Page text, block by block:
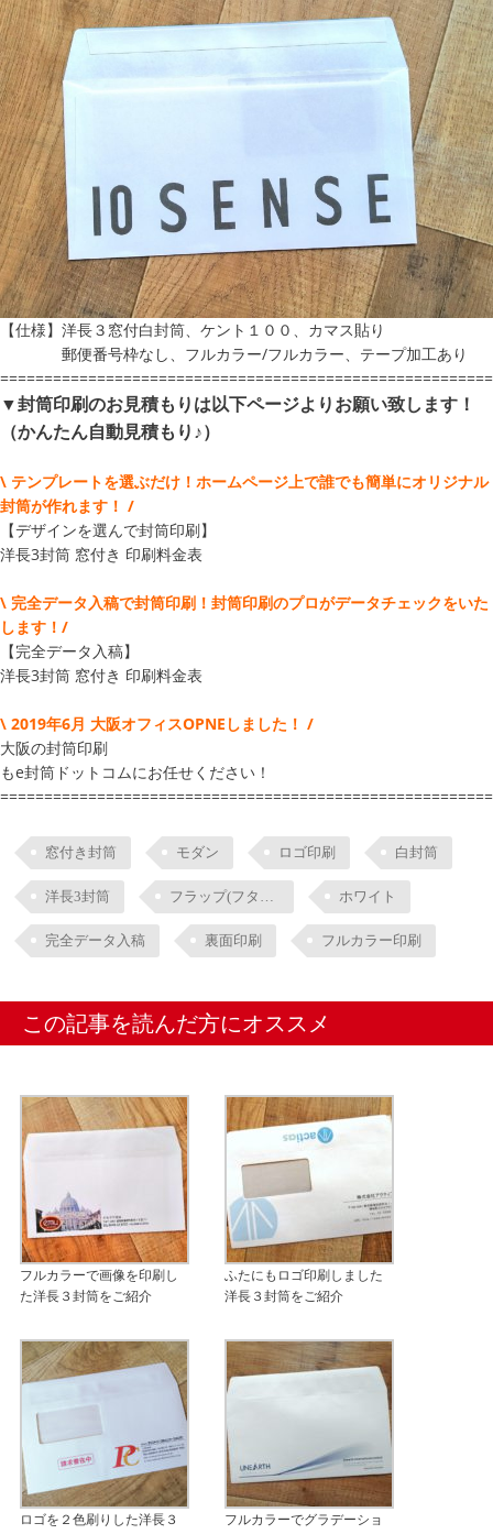
【仕様】洋長３窓付白封筒、ケント１００、カマス貼り
郵便番号枠なし、フルカラー/フルカラー、テープ加工あり
▼封筒印刷のお見積もりは以下ページよりお願い致します！
（かんたん自動見積もり♪）
\ テンプレートを選ぶだけ！ホームページ上で誰でも簡単にオリジナル
封筒が作れます！ /
【デザインを選んで封筒印刷】
洋長3封筒 窓付き 印刷料金表
\ 完全データ入稿で封筒印刷！封筒印刷のプロがデータチェックをいた
します！/
【完全データ入稿】
洋長3封筒 窓付き 印刷料金表
\ 2019年6月 大阪オフィスOPNEしました！ /
大阪の封筒印刷
もe封筒ドットコムにお任せください！
窓付き封筒 モダン ロゴ印刷 白封筒
洋長3封筒 ホワイト
完全データ入稿 裏面印刷 フルカラー印刷
この記事を読んだ方にオススメ
フルカラーで画像を印刷し
た洋長３封筒をご紹介
ふたにもロゴ印刷しました
洋長３封筒をご紹介
ロゴを２色刷りした洋長３
フルカラーでグラデーショ